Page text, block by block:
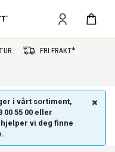
FRI FRAKT*
i vårt sortiment,
00 55 00 eller
hjelper vi deg finne